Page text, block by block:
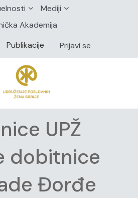
Mediji
Akademija
Publikacije
Prijavi se
UPŽ
dobitnice
Đorđe